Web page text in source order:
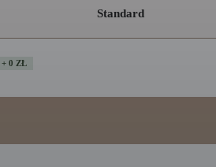
Standard
+ 0 ZŁ